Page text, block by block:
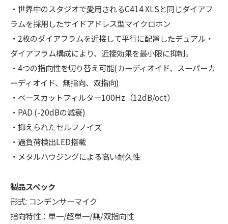
・世界中のスタジオで愛用されるC414 XLSと同じダイアフ
ラムを採用したサイドアドレス型マイクロホン
・2枚のダイアフラムを近接して平行に配置したデュアル・
ダイアフラム構成により、近接効果を最小限に抑制。
・4つの指向性を切り替え可能(カーディオイド、スーパーカ
ーディオイド、無指向、双指向)
・ベースカットフィルター100Hz（12dB/oct）
・PAD (-20dBの減衰)
・抑えられたセルフノイズ
・過負荷検出LED搭載
・メタルハウジングによる高い耐久性
製品スペック
形式: コンデンサーマイク
指向特性：単一/超単一/無/双指向性